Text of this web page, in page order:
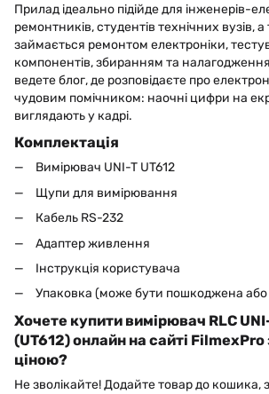
Прилад ідеально підійде для інженерів-
ремонтників, студентів технічних вузів,
займається ремонтом електроніки,
компонентів, збиранням та
ведете блог, де розповідаєте про
чудовим помічником: наочні цифри на
виглядають у кадрі.
Комплектація
Вимірювач UNI-T UT612
Щупи для вимірювання
Кабель RS-232
Адаптер живлення
Інструкція користувача
Упаковка (може бути пошкоджена або
Хочете купити вимірювач RLC
(UT612) онлайн на сайті
ціною?
Не зволікайте! Додайте товар до кошика,